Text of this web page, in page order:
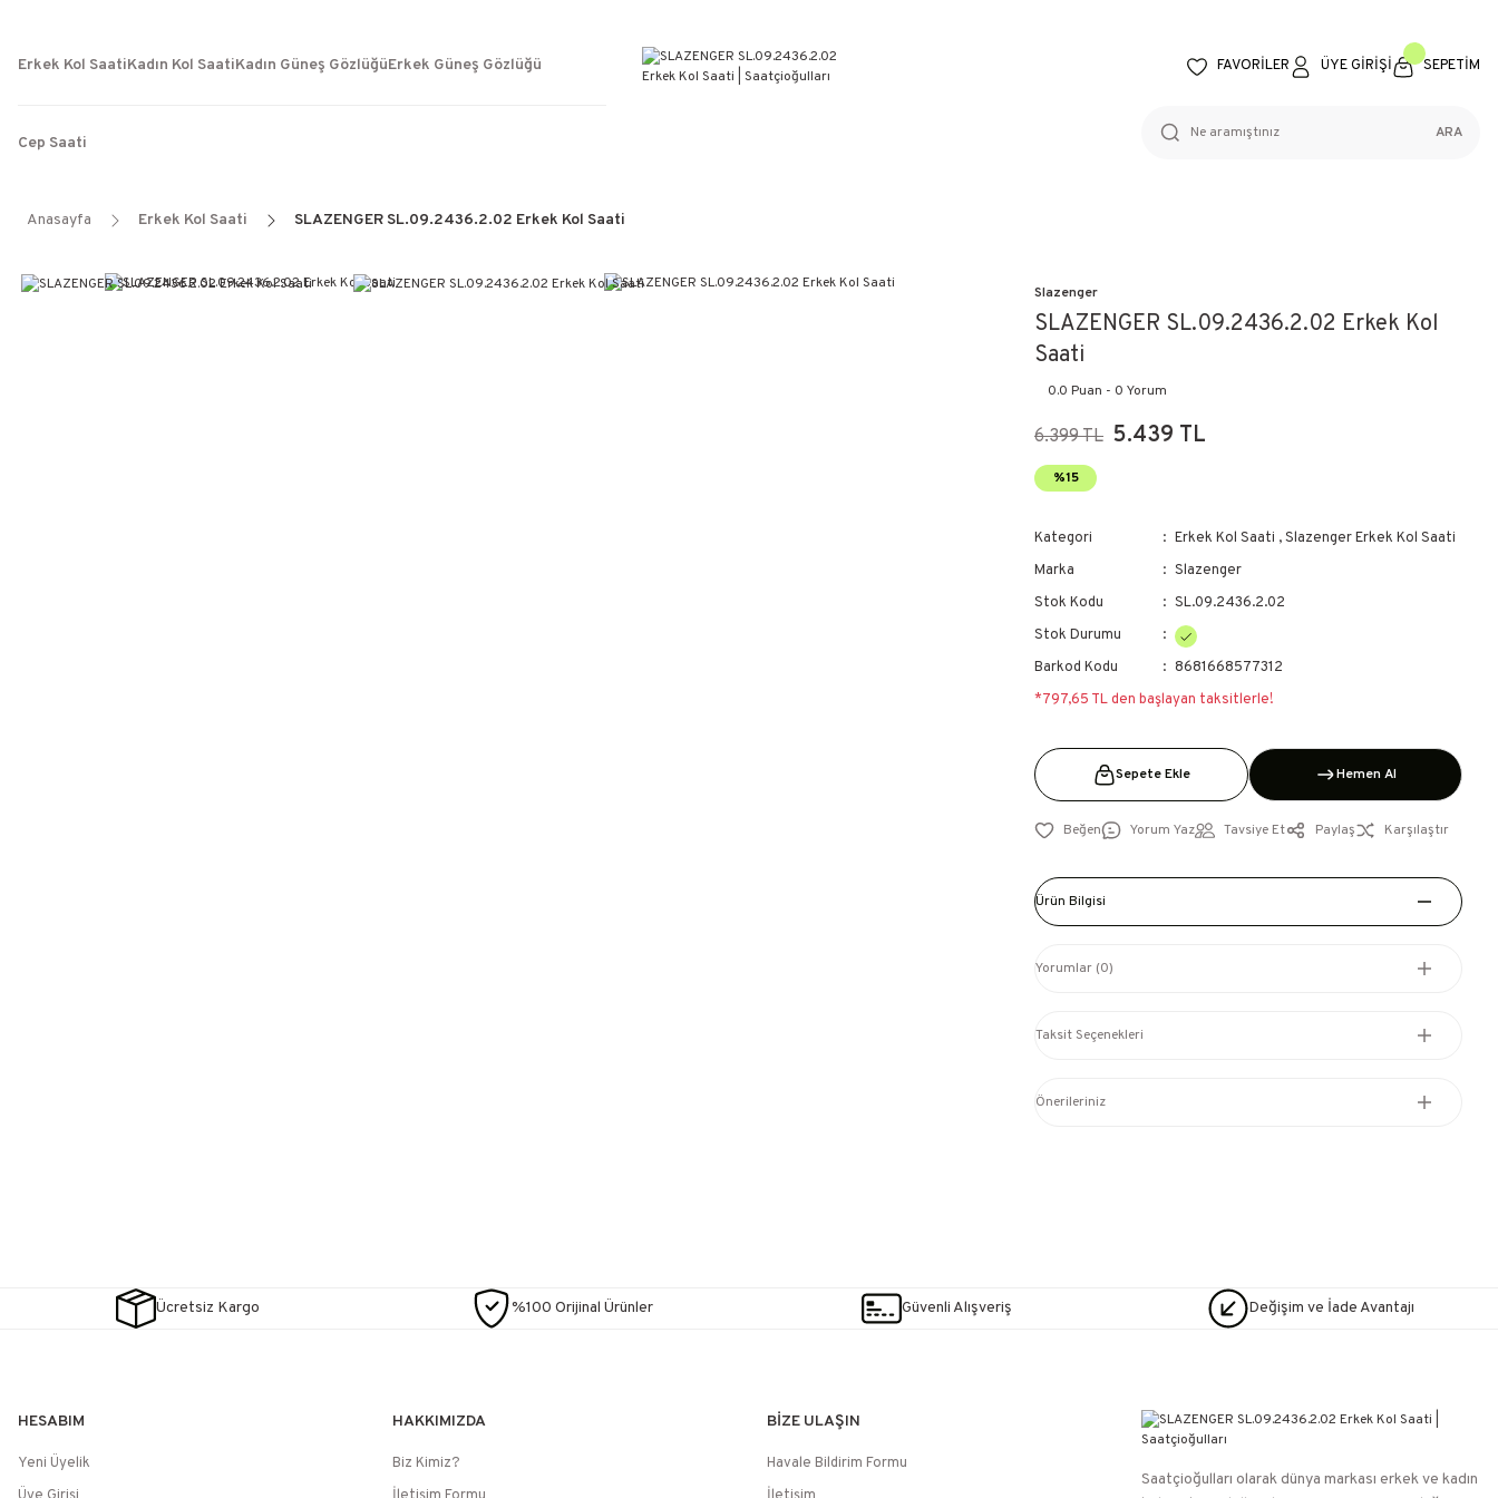
WEB SİTESİNE ÖZEL FİYATLAR
KAÇIRILMAYACAK FIRSATLAR
Erkek Kol SaatiKadın Kol SaatiKadın Güneş GözlüğüErkek Güneş Gözlüğü
Cep Saati
FAVORİLER ÜYE GİRİŞİ SEPETİM
ARA
Anasayfa Erkek Kol Saati SLAZENGER SL.09.2436.2.02 Erkek Kol Saati
Slazenger
SLAZENGER SL.09.2436.2.02 Erkek Kol
Saati
0.0 Puan - 0 Yorum
6.399 TL 5.439 TL
%15
Kategori Erkek Kol Saati ,Slazenger Erkek Kol Saati
Marka
Slazenger
Stok Kodu
SL.09.2436.2.02
Stok Durumu
Barkod Kodu
8681668577312
*797,65 TL den başlayan taksitlerle!
Sepete Ekle Hemen Al
Yorum Yaz Tavsiye Et Paylaş Karşılaştır
Ürün Bilgisi
Yorumlar (0)
Taksit Seçenekleri
Önerileriniz
Ücretsiz Kargo %100 Orijinal Ürünler Güvenli Alışveriş Değişim ve İade Avantajı
HESABIM
Yeni Üyelik
HAKKIMIZDA
Biz Kimiz?
BİZE ULAŞIN
Havale Bildirim Formu
Saatçioğulları⁠ olarak dünya markası erkek ve kadın